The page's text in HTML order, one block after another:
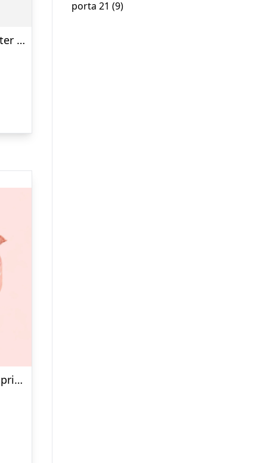
Grøn strikket hundesweater fra Fashion Dog – art. 303
225,00.
Bandana / Rosa m. hvide prikker
porta 21 (9)